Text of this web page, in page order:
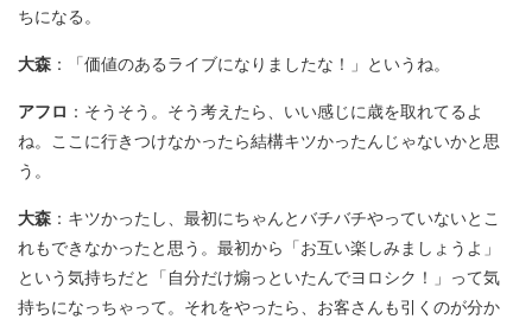
ちになる。
大森 ：「価値のあるライブになりましたな！」というね。
アフロ ：そうそう。そう考えたら、いい感じに歳を取れてるよ
ね。ここに行きつけなかったら結構キツかったんじゃないかと思
う。
大森 ：キツかったし、最初にちゃんとバチバチやっていないとこ
れもできなかったと思う。最初から「お互い楽しみましょうよ」
という気持ちだと「自分だけ煽っといたんでヨロシク！」って気
持ちになっちゃって。それをやったら、お客さんも引くのが分か